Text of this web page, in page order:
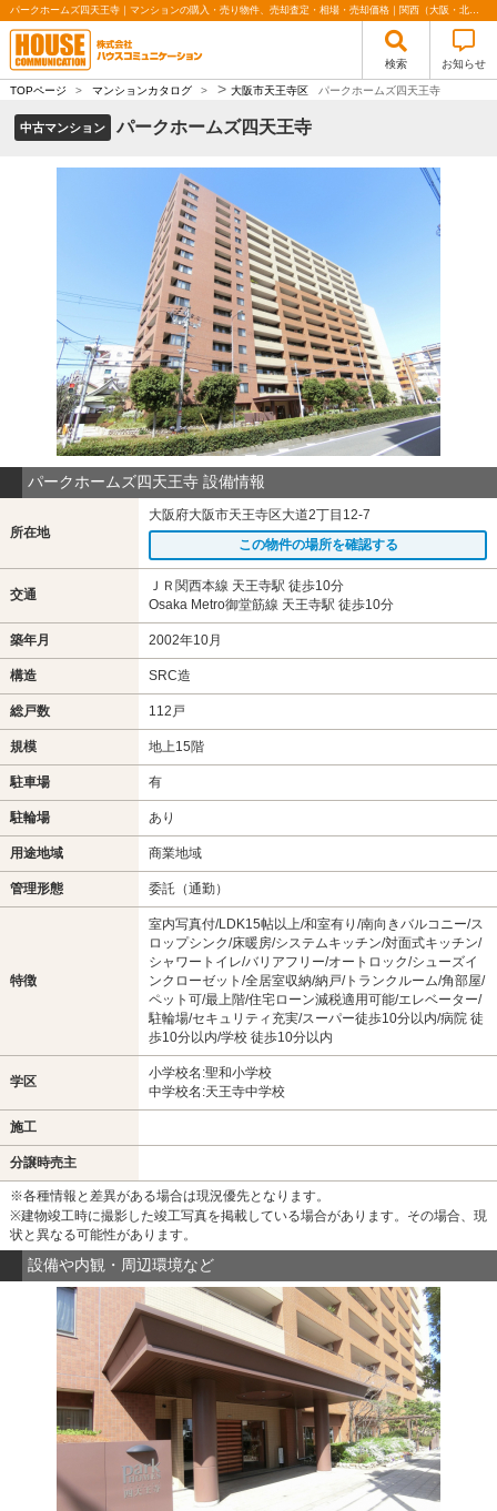
パークホームズ四天王寺｜マンションの購入・売り物件、売却査定・相場・売却価格｜関西（大阪・北摂・神戸）・関東（東京）で不動産の購入・売却、注文住宅、リノベーションの事なら株式会社ハウスコミュニケーション
検索 お知らせ
TOPページ > マンションカタログ > > 大阪市天王寺区 パークホームズ四天王寺
中古マンション パークホームズ四天王寺
パークホームズ四天王寺 設備情報
所在地
大阪府大阪市天王寺区大道2丁目12-7
この物件の場所を確認する
交通
ＪＲ関西本線 天王寺駅 徒歩10分
Osaka Metro御堂筋線 天王寺駅 徒歩10分
築年月 2002年10月
構造 SRC造
総戸数 112戸
規模 地上15階
駐車場 有
駐輪場 あり
用途地域 商業地域
管理形態 委託（通勤）
特徴
室内写真付/LDK15帖以上/和室有り/南向きバルコニー/ス
ロップシンク/床暖房/システムキッチン/対面式キッチン/
シャワートイレ/バリアフリー/オートロック/シューズイ
ンクローゼット/全居室収納/納戸/トランクルーム/角部屋/
ペット可/最上階/住宅ローン減税適用可能/エレベーター/
駐輪場/セキュリティ充実/スーパー徒歩10分以内/病院 徒
歩10分以内/学校 徒歩10分以内
学区
小学校名:聖和小学校
中学校名:天王寺中学校
施工
分譲時売主
※各種情報と差異がある場合は現況優先となります。
※建物竣工時に撮影した竣工写真を掲載している場合があります。その場合、現
状と異なる可能性があります。
設備や内観・周辺環境など